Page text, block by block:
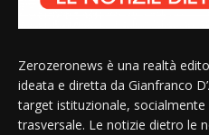
Zerozeronews è una realtà
ideata e diretta da Gianfranco
target istituzionale,
trasversale. Le notizie dietro le